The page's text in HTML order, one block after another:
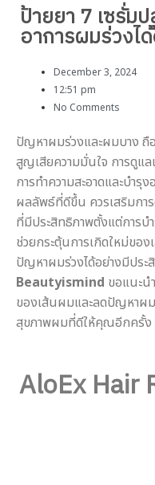
ป้ายยา 7 เซรั่
อาการผมร่วงไ
December 3, 2024
12:51 pm
No Comments
ปัญหาผมร่วงและผมบาง ถื
สูญเสียความมั่นใจ การดูแ
การทำความสะอาดและบำ
ผลลัพธ์ที่ดีขึ้น ควรเสริมกา
ที่มีประสิทธิภาพตั้งแต่การ
ช่วยกระตุ้นการเกิดใหม่ขอ
ปัญหาผมร่วงได้อย่างมีประ
Beautyismind ขอแนะนำ
ของเส้นผมและลดปัญหาผ
สุขภาพผมที่ดีให้คุณอีกครั้ง
AloEx Hair